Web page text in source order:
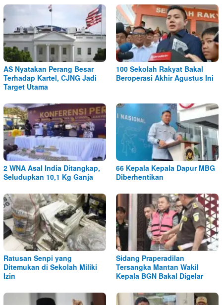
AS Nyatakan Perang Besar
Terhadap Kartel, CJNG Jadi
Target Utama
100 Sekolah Rakyat Bakal
Beroperasi Akhir Agustus Ini
2 WNA Asal India Ditangkap,
Seludupkan 10,1 Kg Ganja
66 Kepala Kepala Dapur MBG
Diberhentikan
Ratusan Senpi yang
Ditemukan di Sekolah Miliki
Izin
Sidang Praperadilan
Tersangka Mantan Wakil
Kepala BGN Bakal Digelar